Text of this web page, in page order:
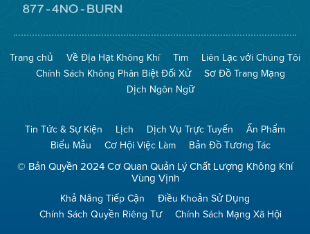
The
(Bảo
Toàn
Không
Khí)
Mạng
No
Burn
(Không
Đốt)
Trang chủ Về Địa Hạt Không Khí Tìm
Liên Lạc với Chúng Tôi
Chính Sách Không Phân Biệt Đối Xử
Sơ Đồ Trang Mạng
Dịch Ngôn Ngữ
Tin Tức & Sự Kiện Lịch Dịch Vụ Trực Tuyến
Ấn Phẩm
Biểu Mẫu
Cơ Hội Việc Làm Bản Đồ Tương Tác
© Bản Quyền 2024 Cơ Quan Quản Lý Chất Lượng Không Khí
Vùng Vịnh
Khả Năng Tiếp Cận
Điều Khoản Sử Dụng
Chính Sách Quyền Riêng Tư
Chính Sách Mạng Xã Hội